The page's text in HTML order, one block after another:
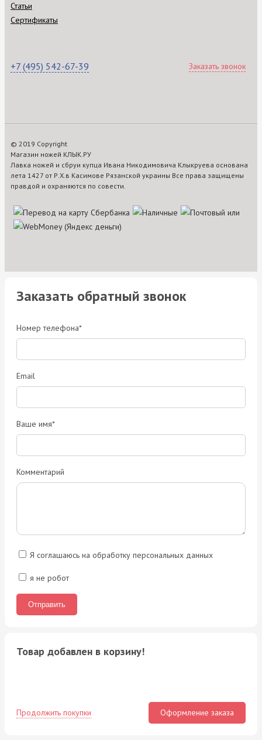
Статьи
Сертификаты
+7 (495) 542-67-39 Заказать звонок
© 2019 Copyright
Магазин ножей КЛЫК.РУ
Лавка ножей и сбруи купца Ивана Никодимовича Клыкруева основана
лета 1427 от Р.Х.в Касимове Рязанской украины Все права защищены
правдой и охраняются по совести.
Заказать обратный звонок
Номер телефона*
Email
Ваше имя*
Комментарий
Я соглашаюсь на обработку персональных данных
я не робот
Товар добавлен в корзину!
Продолжить покупки Оформление заказа